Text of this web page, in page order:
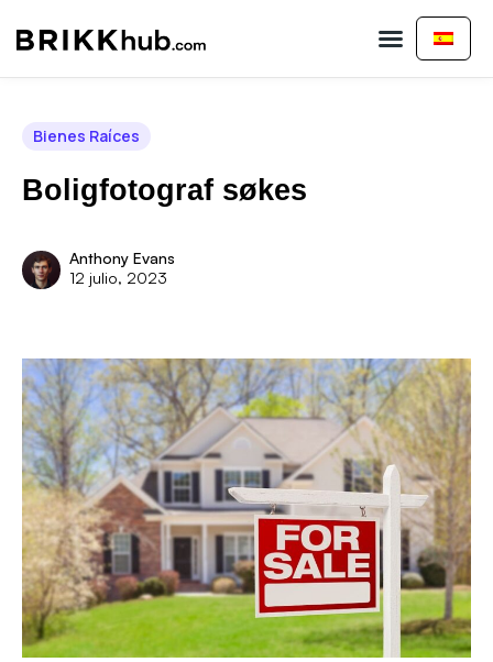
Bienes Raíces
Boligfotograf søkes
Anthony Evans
12 julio, 2023